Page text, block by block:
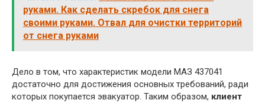
руками. Как сделать скребок для снега
своими руками. Отвал для очистки территорий
от снега руками
Дело в том, что характеристик модели МАЗ 437041
достаточно для достижения основных требований, ради
которых покупается эвакуатор. Таким образом, клиент